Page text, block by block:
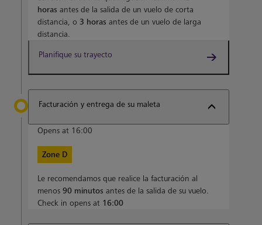
horas antes de la salida de un vuelo de corta
distancia, o 3 horas antes de un vuelo de larga
distancia.
Planifique su trayecto
Facturación y entrega de su maleta
Opens at 16:00
Zone D
Le recomendamos que realice la facturación al
menos 90 minutos antes de la salida de su vuelo.
Check in opens at 16:00